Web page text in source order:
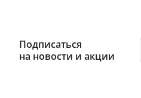
Подписаться
на новости и акции